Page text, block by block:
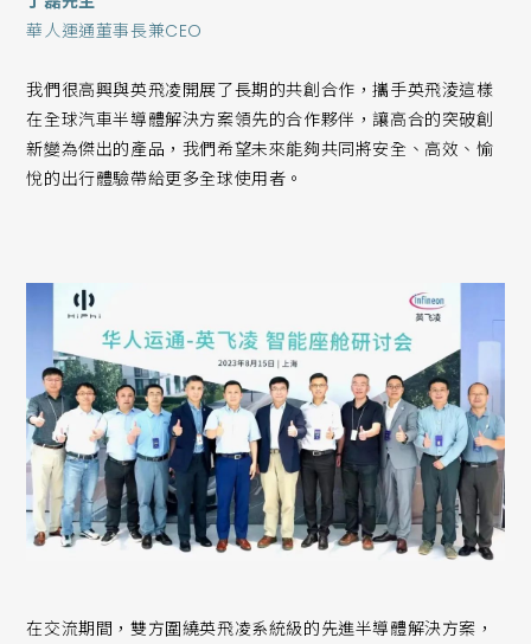
華人運通董事長兼CEO
我們很高興與英飛凌開展了長期的共創合作，攜手英飛淩這樣
在全球汽車半導體解決方案領先的合作夥伴，讓高合的突破創
新變為傑出的產品，我們希望未來能夠共同將安全、高效、愉
悅的出行體驗帶給更多全球使用者。
在交流期間，雙方圍繞英飛凌系統級的先進半導體解決方案，